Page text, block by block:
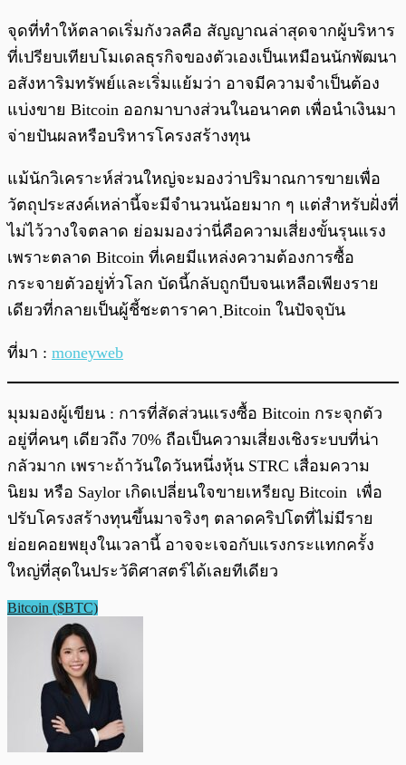
จุดที่ทำให้ตลาดเริ่มกังวลคือ สัญญาณล่าสุดจากผู้บริหาร
ที่เปรียบเทียบโมเดลธุรกิจของตัวเองเป็นเหมือนนักพัฒนา
อสังหาริมทรัพย์และเริ่มแย้มว่า อาจมีความจำเป็นต้อง
แบ่งขาย Bitcoin ออกมาบางส่วนในอนาคต เพื่อนำเงินมา
จ่ายปันผลหรือบริหารโครงสร้างทุน
แม้นักวิเคราะห์ส่วนใหญ่จะมองว่าปริมาณการขายเพื่อ
วัตถุประสงค์เหล่านี้จะมีจำนวนน้อยมาก ๆ แต่สำหรับฝั่งที่
ไม่ไว้วางใจตลาด ย่อมมองว่านี่คือความเสี่ยงขั้นรุนแรง
เพราะตลาด Bitcoin ที่เคยมีแหล่งความต้องการซื้อ
กระจายตัวอยู่ทั่วโลก บัดนี้กลับถูกบีบจนเหลือเพียงราย
เดียวที่กลายเป็นผู้ชี้ชะตาราคา ฺBitcoin ในปัจจุบัน
ที่มา : moneyweb
มุมมองผู้เขียน : การที่สัดส่วนแรงซื้อ Bitcoin กระจุกตัว
อยู่ที่คนๆ เดียวถึง 70% ถือเป็นความเสี่ยงเชิงระบบที่น่า
กลัวมาก เพราะถ้าวันใดวันหนึ่งหุ้น STRC เสื่อมความ
นิยม หรือ Saylor เกิดเปลี่ยนใจขายเหรียญ Bitcoin เพื่อ
ปรับโครงสร้างทุนขึ้นมาจริงๆ ตลาดคริปโตที่ไม่มีราย
ย่อยคอยพยุงในเวลานี้ อาจจะเจอกับแรงกระแทกครั้ง
ใหญ่ที่สุดในประวัติศาสตร์ได้เลยทีเดียว
Bitcoin ($BTC)